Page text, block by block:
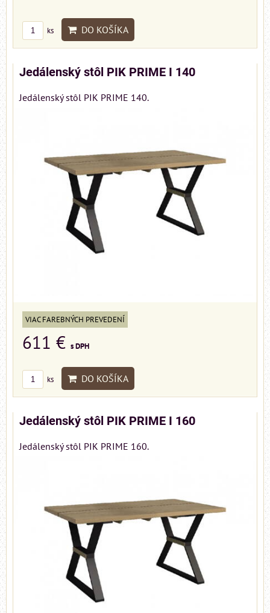
ks DO KOŠÍKA
Jedálenský stôl PIK PRIME I 140
Jedálenský stôl PIK PRIME 140.
VIAC FAREBNÝCH PREVEDENÍ
611 € s DPH
ks DO KOŠÍKA
Jedálenský stôl PIK PRIME I 160
Jedálenský stôl PIK PRIME 160.